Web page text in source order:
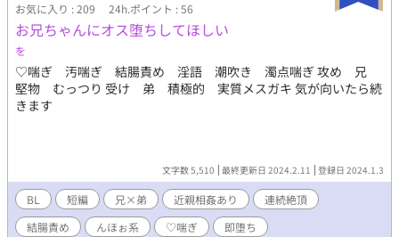
お気に入り : 209 24h.ポイント : 56
お兄ちゃんにオス堕ちしてほしい
を
♡喘ぎ 汚喘ぎ 結腸責め 淫語 潮吹き 濁点喘ぎ 攻め 兄
堅物 むっつり 受け 弟 積極的 実質メスガキ 気が向いたら続
きます
文字数 5,510 最終更新日 2024.2.11 登録日 2024.1.3
BL 短編 兄×弟 近親相姦あり
連続絶頂
結腸責め
んほぉ系 ♡喘ぎ 即堕ち